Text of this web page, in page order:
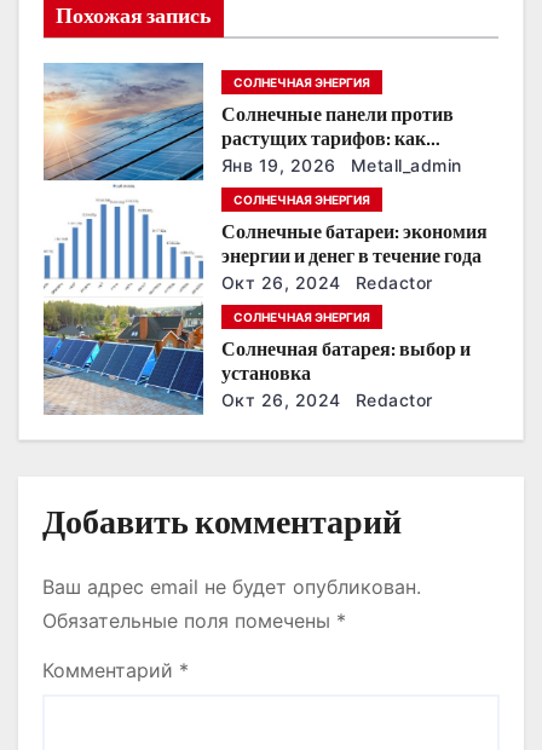
я
п
о
з
п
и
с
я
Похожая запись
СОЛНЕЧНАЯ ЭНЕРГИЯ
Солнечные панели против
растущих тарифов: как
сохранить
энергонезависимость в
ближайшие годы
Янв 19, 2026 Metall_admin
СОЛНЕЧНАЯ ЭНЕРГИЯ
Солнечные батареи: экономия
энергии и денег в течение года
Окт 26, 2024 Redactor
СОЛНЕЧНАЯ ЭНЕРГИЯ
Солнечная батарея: выбор и
установка
Окт 26, 2024 Redactor
Добавить комментарий
Ваш адрес email не будет опубликован.
Обязательные поля помечены *
Комментарий *